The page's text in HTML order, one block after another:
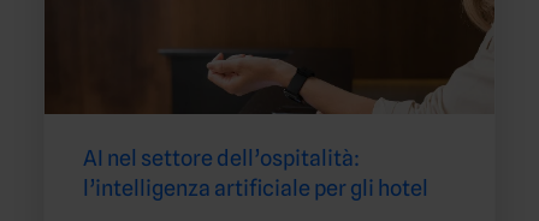
AI nel settore dell’ospitalità:
l’intelligenza artificiale per gli hotel